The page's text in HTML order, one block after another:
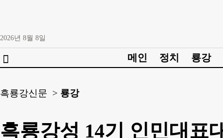
2026년 8월 8일
 메인 정치 룡강
흑룡강신문 > 룡강
흑룡강성 14기 인민대표